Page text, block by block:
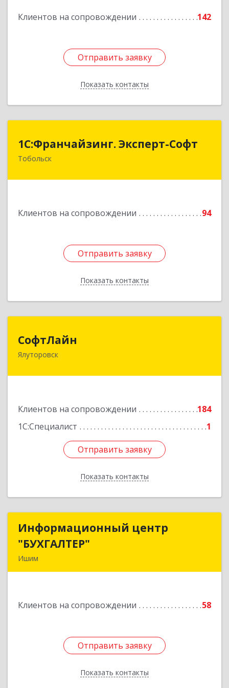
Клиентов на сопровождении 142
Отправить заявку
Показать контакты
Отправить заявку
Назад
1С:Франчайзинг. Эксперт-Софт
Тобольск
Клиентов на сопровождении 94
Отправить заявку
Показать контакты
1С:Франчайзинг. Эксперт-Софт
626150, Тюменская обл, Тобольск г, 7-й мкр,
Отправить заявку
Назад
СофтЛайн
Ялуторовск
Клиентов на сопровождении
184
1С:Специалист
1
Отправить заявку
Показать контакты
627010, Тюменская обл, Ялуторовский р-н,
Отправить заявку
Назад
Информационный центр
"БУХГАЛТЕР"
Ишим
Клиентов на сопровождении 58
Отправить заявку
Показать контакты
Информационный центр
Подробнее
Отправить заявку
Назад